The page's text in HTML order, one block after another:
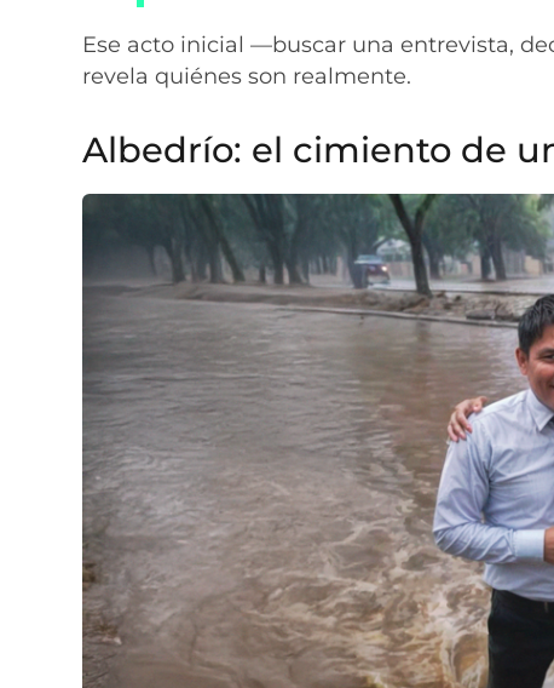
Ese acto inicial —buscar una entrevista,
revela quiénes son realmente.
Albedrío: el cimiento de